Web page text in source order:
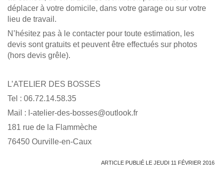
déplacer à votre domicile, dans votre garage ou sur votre
lieu de travail.
N’hésitez pas à le contacter pour toute estimation, les
devis sont gratuits et peuvent être effectués sur photos
(hors devis grêle).
L’ATELIER DES BOSSES
Tel : 06.72.14.58.35
Mail : l-atelier-des-bosses@outlook.fr
181 rue de la Flammèche
76450 Ourville-en-Caux
ARTICLE PUBLIÉ LE JEUDI 11 FÉVRIER 2016